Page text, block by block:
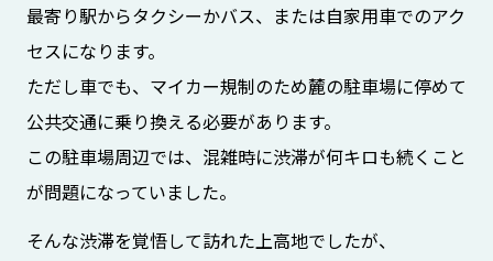
最寄り駅からタクシーかバス、または自家用車でのアク
セスになります。
ただし車でも、マイカー規制のため麓の駐車場に停めて
公共交通に乗り換える必要があります。
この駐車場周辺では、混雑時に渋滞が何キロも続くこと
が問題になっていました。
そんな渋滞を覚悟して訪れた上高地でしたが、